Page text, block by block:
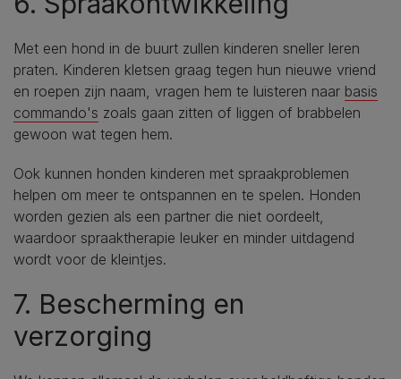
Met een hond in de buurt zullen kinderen sneller leren
praten. Kinderen kletsen graag tegen hun nieuwe vriend
en roepen zijn naam, vragen hem te luisteren naar basis
commando's zoals gaan zitten of liggen of brabbelen
gewoon wat tegen hem.
Ook kunnen honden kinderen met spraakproblemen
helpen om meer te ontspannen en te spelen. Honden
worden gezien als een partner die niet oordeelt,
waardoor spraaktherapie leuker en minder uitdagend
wordt voor de kleintjes.
7. Bescherming en
verzorging